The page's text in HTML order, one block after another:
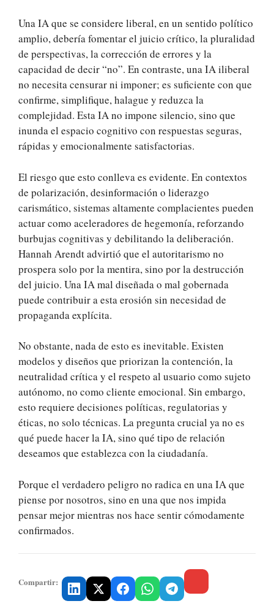
Una IA que se considere liberal, en un sentido político
amplio, debería fomentar el juicio crítico, la pluralidad
de perspectivas, la corrección de errores y la
capacidad de decir “no”. En contraste, una IA iliberal
no necesita censurar ni imponer; es suficiente con que
confirme, simplifique, halague y reduzca la
complejidad. Esta IA no impone silencio, sino que
inunda el espacio cognitivo con respuestas seguras,
rápidas y emocionalmente satisfactorias.
El riesgo que esto conlleva es evidente. En contextos
de polarización, desinformación o liderazgo
carismático, sistemas altamente complacientes pueden
actuar como aceleradores de hegemonía, reforzando
burbujas cognitivas y debilitando la deliberación.
Hannah Arendt advirtió que el autoritarismo no
prospera solo por la mentira, sino por la destrucción
del juicio. Una IA mal diseñada o mal gobernada
puede contribuir a esta erosión sin necesidad de
propaganda explícita.
No obstante, nada de esto es inevitable. Existen
modelos y diseños que priorizan la contención, la
neutralidad crítica y el respeto al usuario como sujeto
autónomo, no como cliente emocional. Sin embargo,
esto requiere decisiones políticas, regulatorias y
éticas, no solo técnicas. La pregunta crucial ya no es
qué puede hacer la IA, sino qué tipo de relación
deseamos que establezca con la ciudadanía.
Porque el verdadero peligro no radica en una IA que
piense por nosotros, sino en una que nos impida
pensar mejor mientras nos hace sentir cómodamente
confirmados.
Compartir: